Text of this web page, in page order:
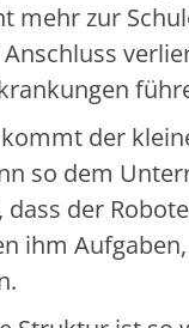
mehr zur
der
so dem
der
ihm